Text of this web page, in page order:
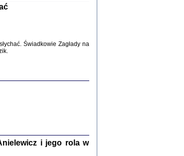
Warszawa 2017
Świadkowie Zagłady na
i jego rola w